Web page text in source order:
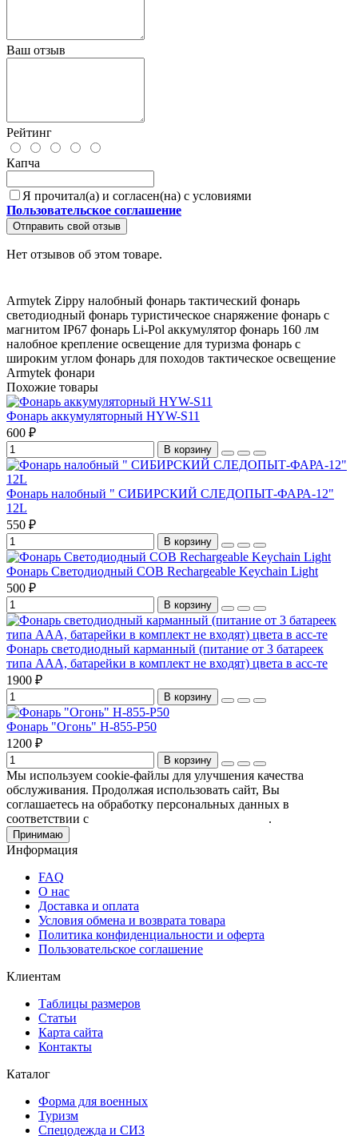
Ваш отзыв
Рейтинг
Капча
Я прочитал(а) и согласен(на) с условиями
Пользовательское соглашение
Отправить свой отзыв
Нет отзывов об этом товаре.
Armytek Zippy налобный фонарь тактический фонарь
светодиодный фонарь туристическое снаряжение фонарь с
магнитом IP67 фонарь Li-Pol аккумулятор фонарь 160 лм
налобное крепление освещение для туризма фонарь с
широким углом фонарь для походов тактическое освещение
Armytek фонари
Похожие товары
Фонарь аккумуляторный HYW-S11
600 ₽
В корзину
Фонарь налобный " СИБИРСКИЙ СЛЕДОПЫТ-ФАРА-12"
12L
550 ₽
В корзину
Фонарь Светодиодный COB Rechargeable Keychain Light
500 ₽
В корзину
Фонарь светодиодный карманный (питание от 3 батареек
типа ААА, батарейки в комплект не входят) цвета в асс-те
1900 ₽
В корзину
Фонарь "Огонь" H-855-P50
1200 ₽
В корзину
Мы используем cookie-файлы для улучшения качества
обслуживания. Продолжая использовать сайт, Вы
соглашаетесь на обработку персональных данных в
соответствии с
.
Принимаю
Информация
FAQ
О нас
Доставка и оплата
Условия обмена и возврата товара
Политика конфиденциальности и оферта
Пользовательское соглашение
Клиентам
Таблицы размеров
Статьи
Карта сайта
Контакты
Каталог
Форма для военных
Туризм
Спецодежда и СИЗ